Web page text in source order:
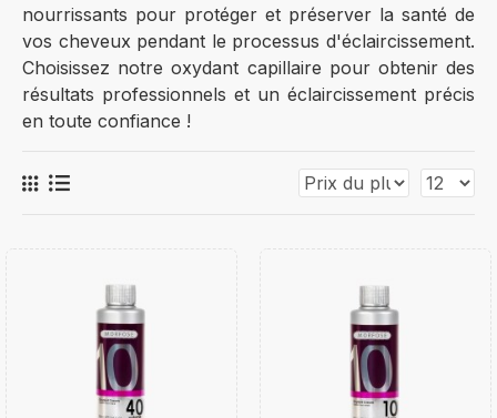
nourrissants pour protéger et préserver la santé de
vos cheveux pendant le processus d'éclaircissement.
Choisissez notre oxydant capillaire pour obtenir des
résultats professionnels et un éclaircissement précis
en toute confiance !